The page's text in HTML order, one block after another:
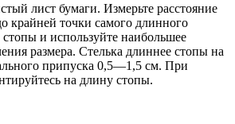
лист бумаги. Измерьте расстояние
крайней точки самого длинного
стопы и используйте наибольшее
размера. Стелька длиннее стопы на
припуска 0,5—1,5 см. При
на длину стопы.